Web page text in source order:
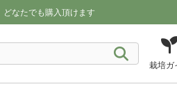
どなたでも購入頂けます
栽培ガ